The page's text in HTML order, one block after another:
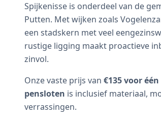
Spijkenisse is onderdeel van de
Putten. Met wijken zoals
een stadskern met veel
rustige ligging maakt proactieve
zinvol.
Onze vaste prijs van €135 voor
pensloten is inclusief materiaal,
verrassingen.